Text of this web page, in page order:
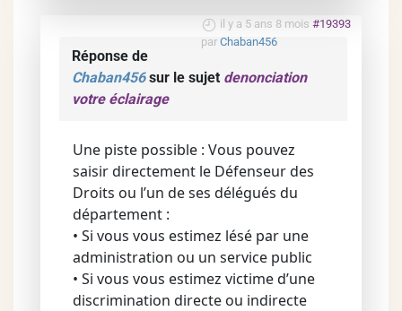
il y a 5 ans 8 mois #19393
par Chaban456
Réponse de
Chaban456sur le sujet denonciation
votre éclairage
Une piste possible : Vous pouvez
saisir directement le Défenseur des
Droits ou l’un de ses délégués du
département :
• Si vous vous estimez lésé par une
administration ou un service public
• Si vous vous estimez victime d’une
discrimination directe ou indirecte